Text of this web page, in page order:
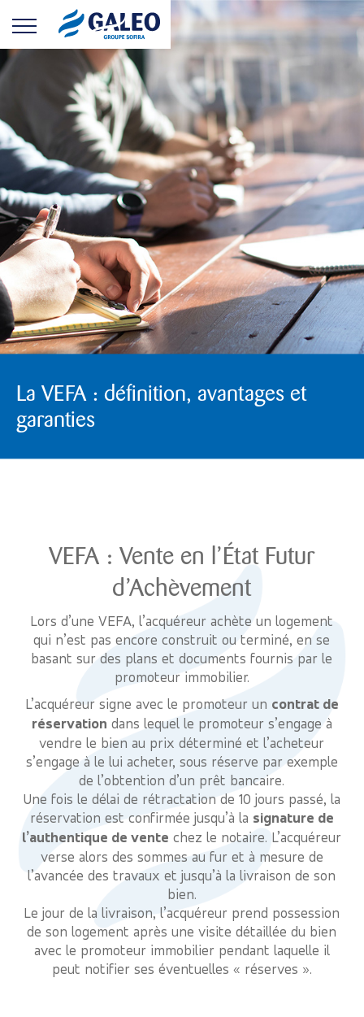
La VEFA : définition, avantages et
garanties
VEFA : Vente en l’État Futur
d’Achèvement
Lors d’une VEFA, l’acquéreur achète un logement
qui n’est pas encore construit ou terminé, en se
basant sur des plans et documents fournis par le
promoteur immobilier.
L’acquéreur signe avec le promoteur un contrat de
réservation dans lequel le promoteur s’engage à
vendre le bien au prix déterminé et l’acheteur
s’engage à le lui acheter, sous réserve par exemple
de l’obtention d’un prêt bancaire.
Une fois le délai de rétractation de 10 jours passé, la
réservation est confirmée jusqu’à la signature de
l’authentique de vente chez le notaire. L’acquéreur
verse alors des sommes au fur et à mesure de
l’avancée des travaux et jusqu’à la livraison de son
bien.
Le jour de la livraison, l’acquéreur prend possession
de son logement après une visite détaillée du bien
avec le promoteur immobilier pendant laquelle il
peut notifier ses éventuelles « réserves ».